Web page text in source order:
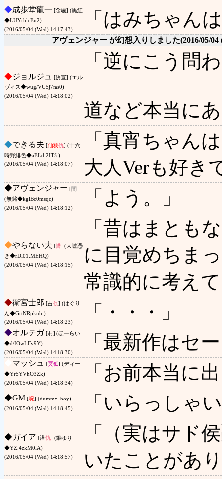
◆成歩堂龍一 [念騒] (黒紅
◆LUYrhlcEu2)
(2016/05/04 (Wed) 14:17:43)
「はみちゃん
アヴェンジャー が幻想入りしました(2016/05/04
◆ジョルジュ
[誘宣] (エル
ヴィス◆wug/VU5j7ms0)
(2016/05/04 (Wed) 14:18:02)
「逆にこう問
道など本当に
◆できる夫 [仙狼仇] (十六
時野緋色◆aELdi2ITS.)
(2016/05/04 (Wed) 14:18:07)
「真宵ちゃん
大人Verも好き
◆アヴェンジャー [闇]
(無銘◆kglBc0msqc)
(2016/05/04 (Wed) 14:18:12)
「よう。」
◆やらない夫 [讐] (大嘘憑
き◆rDl01.MEHQ)
(2016/05/04 (Wed) 14:18:15)
「昔はまとも
に目覚めちま
常識的に考え
◆衛宮士郎 [占仇] (はぐり
ん◆GrtNRpkuh.)
(2016/05/04 (Wed) 14:18:23)
「・・・」
◆オルテガ [村] (ほーらい
◆d/IOwLFv9Y)
(2016/05/04 (Wed) 14:18:30)
「最新作はセ
マッシュ [冥狐] (ディー
◆Yr5YVhO3Zk)
(2016/05/04 (Wed) 14:18:34)
「お前本当に
◆GM [呪] (dummy_boy)
(2016/05/04 (Wed) 14:18:45)
「いらっしゃ
◆ガイア [潜仇] (銀ゆり
◆YZ.4zkM0lA)
(2016/05/04 (Wed) 14:18:57)
「（実はサド
いたことがあ